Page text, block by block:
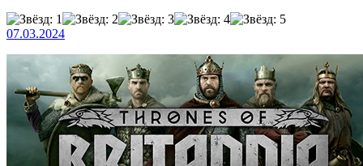
07.03.2024